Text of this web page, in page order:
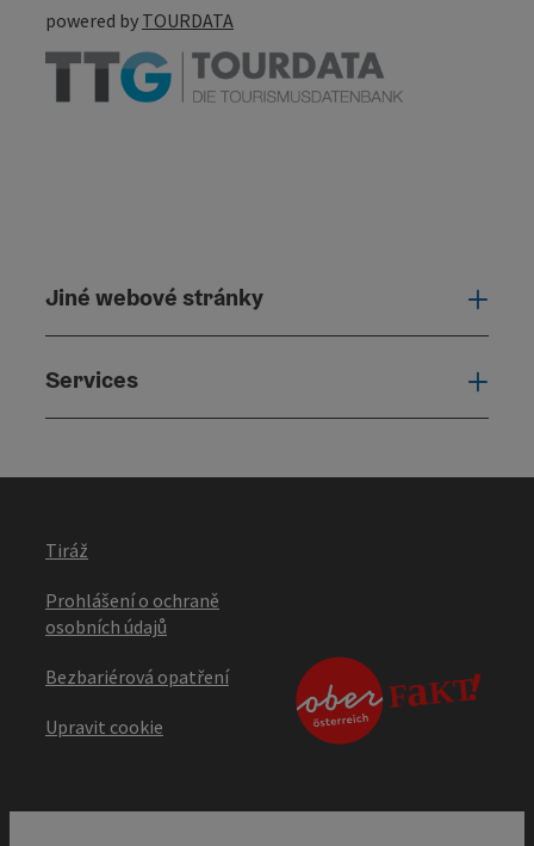
powered by TOURDATA
Jiné webové stránky
Services
Tiráž
Prohlášení o ochraně
osobních údajů
Bezbariérová opatření
Upravit cookie